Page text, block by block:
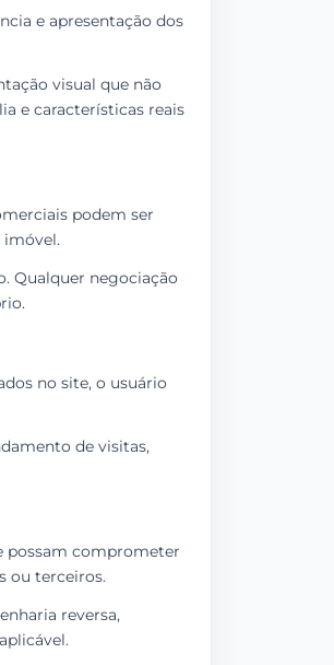
e apresentação dos
visual que não
e características reais
podem ser
Qualquer negociação
no site, o usuário
de visitas,
possam comprometer
ou terceiros.
reversa,